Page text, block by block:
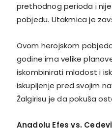
prethodnog perioda i
pobjedu. Utakmica je
Ovom herojskom
godine ima velike
iskombinirati mladost i
iskupljenje pred svojim
Žalgirisu je da pokuša
Anadolu Efes vs.